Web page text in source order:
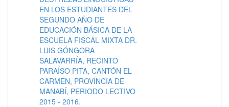
EN LOS ESTUDIANTES DEL
SEGUNDO AÑO DE
EDUCACIÓN BÁSICA DE LA
ESCUELA FISCAL MIXTA DR.
LUIS GÓNGORA
SALAVARRÍA, RECINTO
PARAÍSO PITA, CANTÓN EL
CARMEN, PROVINCIA DE
MANABÍ, PERIODO LECTIVO
2015 - 2016.